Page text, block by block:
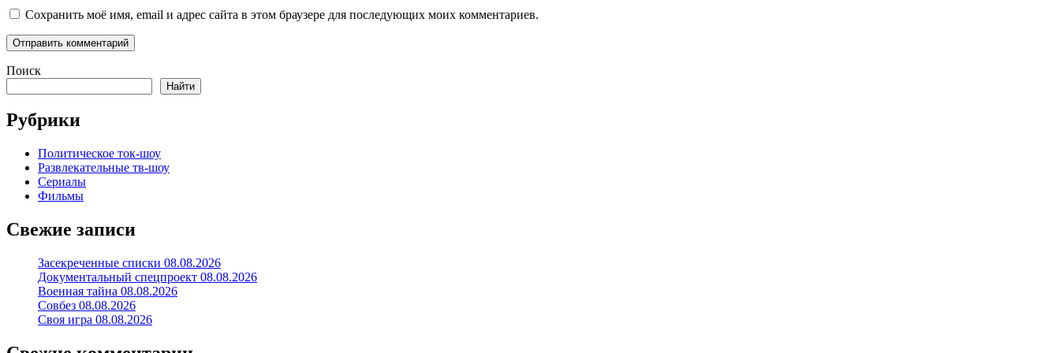
Сохранить моё имя, email и адрес сайта в этом браузере для последующих моих комментариев.
Поиск
Найти
Рубрики
Политическое ток-шоу
Развлекательные тв-шоу
Сериалы
Фильмы
Свежие записи
Засекреченные списки 08.08.2026
Документальный спецпроект 08.08.2026
Военная тайна 08.08.2026
Совбез 08.08.2026
Своя игра 08.08.2026